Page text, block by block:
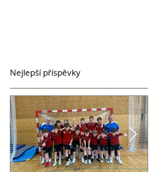
Nejlepší příspěvky